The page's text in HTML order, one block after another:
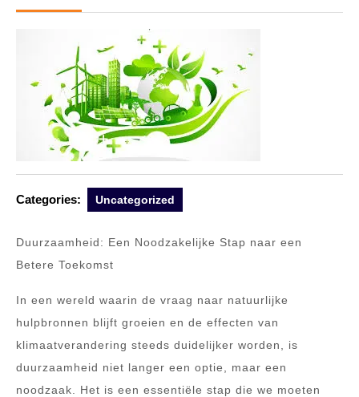
Categories: Uncategorized
Duurzaamheid: Een Noodzakelijke Stap naar een
Betere Toekomst
In een wereld waarin de vraag naar natuurlijke
hulpbronnen blijft groeien en de effecten van
klimaatverandering steeds duidelijker worden, is
duurzaamheid niet langer een optie, maar een
noodzaak. Het is een essentiële stap die we moeten